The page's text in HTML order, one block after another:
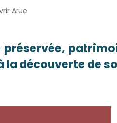
Arue
préservée,
la découverte de